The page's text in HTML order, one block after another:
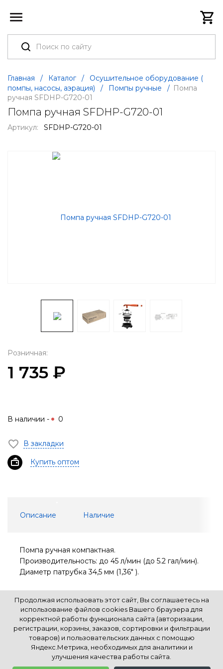
Главная / Каталог /
Осушительное оборудование (
помпы, насосы, аэрация)
/ Помпы ручные / Помпа
ручная SFDHP-G720-01
Помпа ручная SFDHP-G720-01
Артикул: SFDHP-G720-01
Розничная:
1 735 ₽
В наличии - 0
В закладки
Купить оптом
Описание Наличие
Помпа ручная компактная.
Производительность: до 45 л/мин (до 5.2 гал/мин).
Диаметр патрубка 34,5 мм (1,36" ).
К началу страницы
© Все права защищены. Информация сайта защищена законом об авторских правах.
Продолжая использовать этот сайт, Вы соглашаетесь на
использование файлов cookies Вашего браузера для
корректной работы функционала сайта (авторизации,
регистрации, корзины, заказов, сортировки и фильтрации
товаров) и пользовательских данных с помощью
Яндекс.Метрика, необходимых для аналитики и
улучшения качества работы сайта.